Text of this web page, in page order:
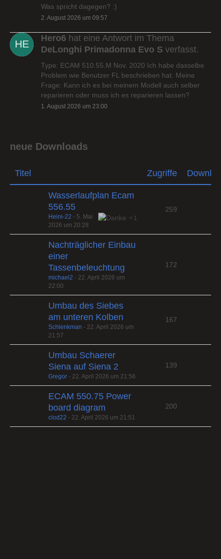
Was spricht dagegen? :)
2. August 2026 um 09:57
Hero6 hat eine Antwort im Thema
DeLonghi Primadonna Evo S verfasst.
Type: ECAM 510.55.M Nov. 2020 Ich habe dasselbe
Problem wie Benutzer FL beschrieben hat. Meine
Frage: Kann ich es bei meinem Modell auch selber
reparieren oder muss ich es reparieren lassen?
1. August 2026 um 23:00
neue Downloads
Titel Zugriffe
Wasserlaufplan Ecam
556.55
1
Heini-22 - 5. Mai
2026 um 20:28
259
Nachträglicher Einbau
einer
Tassenbeleuchtung
michael2 - 22. April 2026 um
22:00
172
Umbau des Siebes
am unteren Kolben
Schlenkman - 22. April 2026 um
21:57
167
Umbau Schaerer
Siena auf Siena 2
Gregor - 22. April 2026 um 21:56
139
ECAM 550.75 Power
board diagram
clod22 - 22. April 2026 um 21:51
200